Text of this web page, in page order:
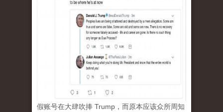
假账号在大肆吹捧 Trump，而原本应该众所周知